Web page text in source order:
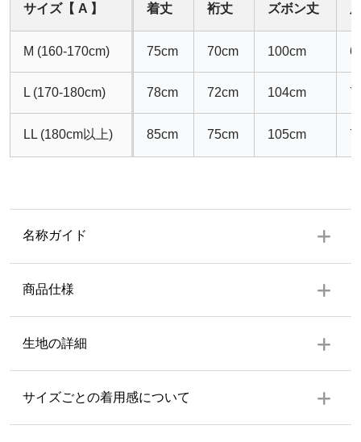
サイズ【 A 】 着丈 裄丈 ズボン丈
M (160-170cm) 75cm 70cm 100cm
L (170-180cm) 78cm 72cm 104cm
LL (180cm以上) 85cm 75cm 105cm
名称ガイド
商品仕様
上着
左前ポケット１個（二重ポケット）
ズボン
生地の詳細
生地の厚み
サイズごとの着用感について